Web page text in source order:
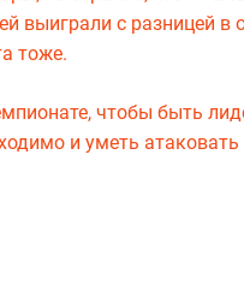
выиграли с разницей в
тоже.
чтобы быть
и уметь атаковать